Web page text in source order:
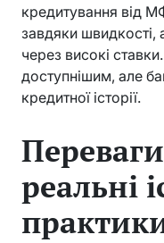
кредитування від
завдяки швидкості,
через високі
доступнішим, але
кредитної історії.
реальні